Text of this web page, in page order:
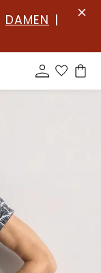
DAMEN |